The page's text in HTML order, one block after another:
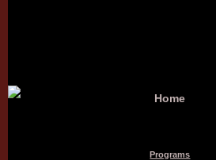
Home
Programs